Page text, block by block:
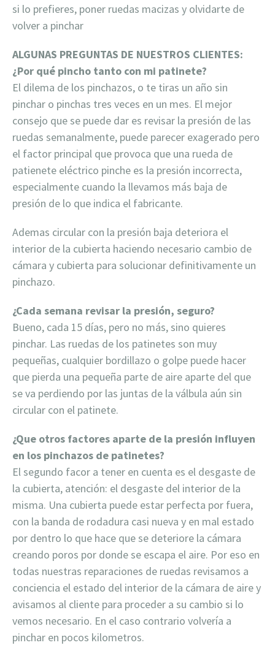
si lo prefieres, poner ruedas macizas y olvidarte de
volver a pinchar
ALGUNAS PREGUNTAS DE NUESTROS CLIENTES:
¿Por qué pincho tanto con mi patinete?
El dilema de los pinchazos, o te tiras un año sin
pinchar o pinchas tres veces en un mes. El mejor
consejo que se puede dar es revisar la presión de las
ruedas semanalmente, puede parecer exagerado pero
el factor principal que provoca que una rueda de
patienete eléctrico pinche es la presión incorrecta,
especialmente cuando la llevamos más baja de
presión de lo que indica el fabricante.
Ademas circular con la presión baja deteriora el
interior de la cubierta haciendo necesario cambio de
cámara y cubierta para solucionar definitivamente un
pinchazo.
¿Cada semana revisar la presión, seguro?
Bueno, cada 15 días, pero no más, sino quieres
pinchar. Las ruedas de los patinetes son muy
pequeñas, cualquier bordillazo o golpe puede hacer
que pierda una pequeña parte de aire aparte del que
se va perdiendo por las juntas de la válbula aún sin
circular con el patinete.
¿Que otros factores aparte de la presión influyen
en los pinchazos de patinetes?
El segundo facor a tener en cuenta es el desgaste de
la cubierta, atención: el desgaste del interior de la
misma. Una cubierta puede estar perfecta por fuera,
con la banda de rodadura casi nueva y en mal estado
por dentro lo que hace que se deteriore la cámara
creando poros por donde se escapa el aire. Por eso en
todas nuestras reparaciones de ruedas revisamos a
conciencia el estado del interior de la cámara de aire y
avisamos al cliente para proceder a su cambio si lo
vemos necesario. En el caso contrario volvería a
pinchar en pocos kilometros.